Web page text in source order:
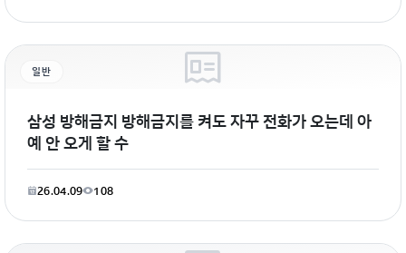
일반
삼성 방해금지 방해금지를 켜도 자꾸 전화가 오는데 아
예 안 오게 할 수
26.04.09 108